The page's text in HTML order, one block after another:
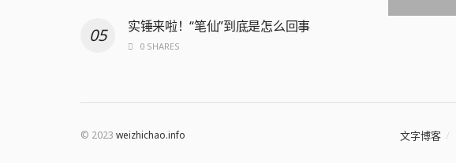
实锤来啦！“笔仙”到底是怎么回事
0 SHARES
文字博客
© 2023 weizhichao.info